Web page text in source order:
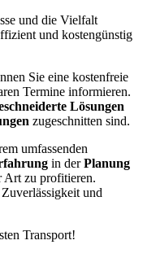
und die Vielfalt
und kostengünstig
Sie eine kostenfreie
Termine informieren.
Lösungen
zugeschnitten sind.
umfassenden
in derPlanung
Art zu profitieren.
und
Transport!